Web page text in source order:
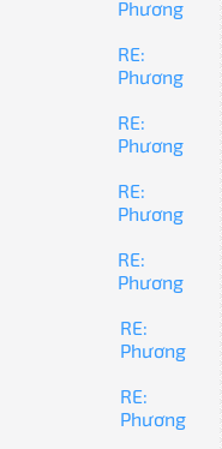
Phương
RE:
Phương
RE:
Phương
RE:
Phương
RE:
Phương
RE:
Phương
RE:
Phương